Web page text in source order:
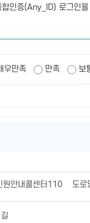
인증(Any_ID) 로그인
우만족 만족 보
원안내콜센터110 도로